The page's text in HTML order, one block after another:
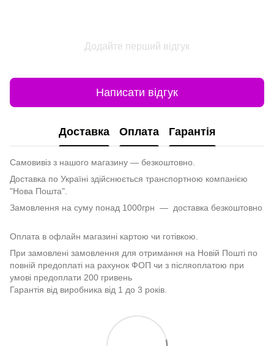
Додайте перший відгук
Написати відгук
Доставка Оплата Гарантія
Самовивіз з нашого магазину — безкоштовно.
Доставка по Україні здійснюється транспортною компанією
"Нова Пошта".
Замовлення на суму понад 1000грн — доставка безкоштовно
Оплата в офлайн магазині картою чи готівкою.
При замовлені замовлення для отримання на Новій Пошті по
повній предоплаті на рахунок ФОП чи з післяоплатою при
умові предоплати 200 гривень
Гарантія від виробника від 1 до 3 років.